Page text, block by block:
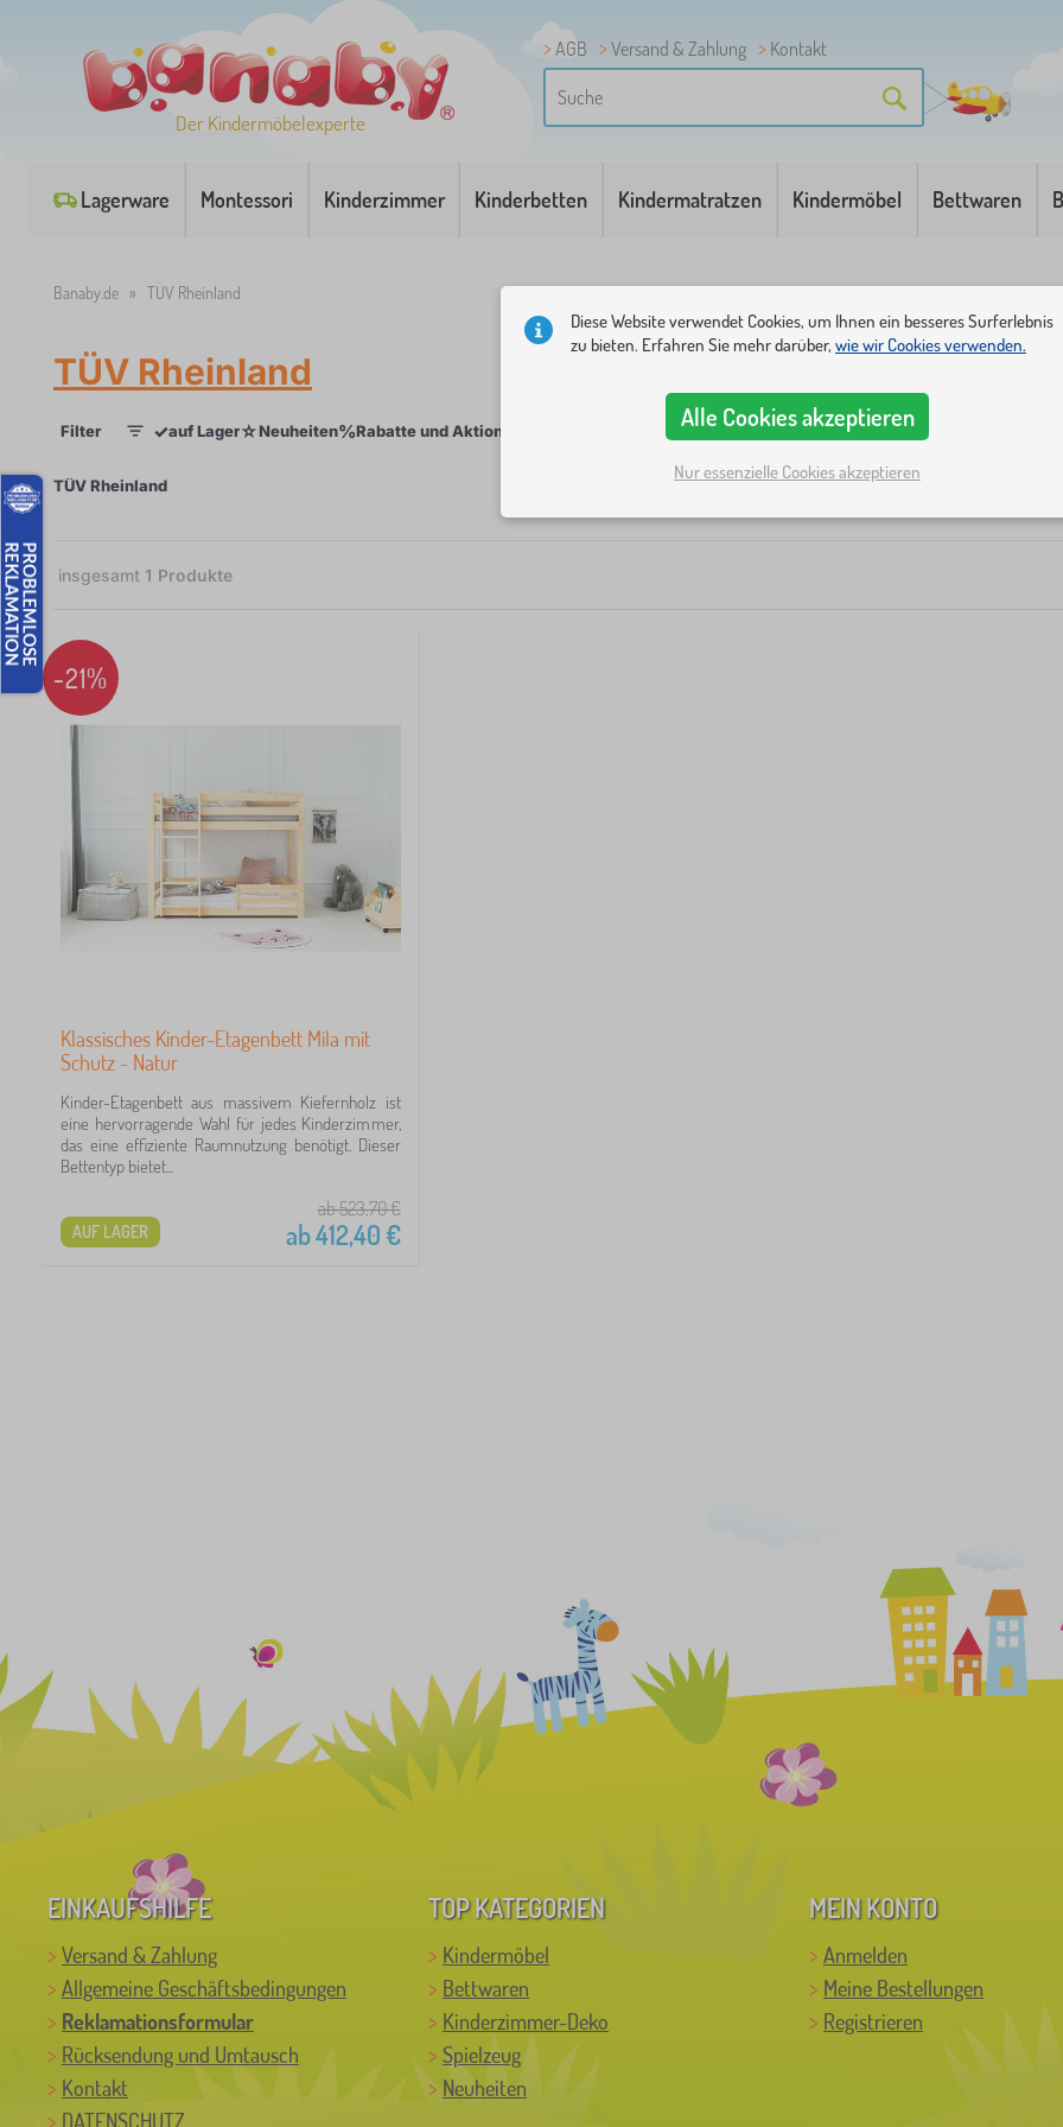
Der Kindermöbelexperte
AGB Versand & Zahlung
Kontakt
Lagerware Montessori Kinderzimmer Kinderbetten Kindermatratzen Kindermöbel Bettwaren
Banaby.de » TÜV Rheinland
TÜV Rheinland
Filter ✓auf Lager☆Neuheiten%Rabatte und Aktionen Verfügbarkeit Angebotsart Tags
1
TÜV Rheinland
insgesamt 1 Produkte
-21%
Klassisches Kinder-Etagenbett Mila mit
Schutz - Natur
Kinder-Etagenbett aus massivem Kiefernholz ist
eine hervorragende Wahl für jedes Kinderzimmer,
das eine effiziente Raumnutzung benötigt. Dieser
Bettentyp bietet...
ab 523,70€
ab412,40€
AUF LAGER
EINKAUFSHILFE
Versand & Zahlung
Allgemeine Geschäftsbedingungen
Reklamationsformular
Rücksendung und Umtausch
Kontakt
DATENSCHUTZ
TOP KATEGORIEN
Kindermöbel
Bettwaren
Kinderzimmer-Deko
Spielzeug
Neuheiten
MEIN KONTO
Anmelden
Meine Bestellungen
Registrieren
Diese Website verwendet Cookies, um Ihnen ein besseres Surferlebnis
zu bieten. Erfahren Sie mehr darüber, wie wir Cookies verwenden.
Alle Cookies akzeptieren
Nur essenzielle Cookies akzeptieren